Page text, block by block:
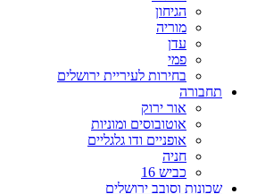
הגיחון
מוריה
עדן
פמי
בחירות לעיריית ירושלים
תחבורה
אור ירוק
אוטובוסים ומוניות
אופניים ודו גלגליים
חניה
כביש 16
שכונות וסובב ירושלים